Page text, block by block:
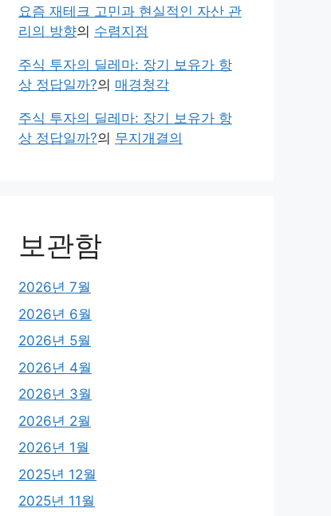
요즘 재테크 고민과 현실적인 자산 관
리의 방향의 수렴지점
주식 투자의 딜레마: 장기 보유가 항
상 정답일까?의 매경청각
주식 투자의 딜레마: 장기 보유가 항
상 정답일까?의 무지개결의
보관함
2026년 7월
2026년 6월
2026년 5월
2026년 4월
2026년 3월
2026년 2월
2026년 1월
2025년 12월
2025년 11월